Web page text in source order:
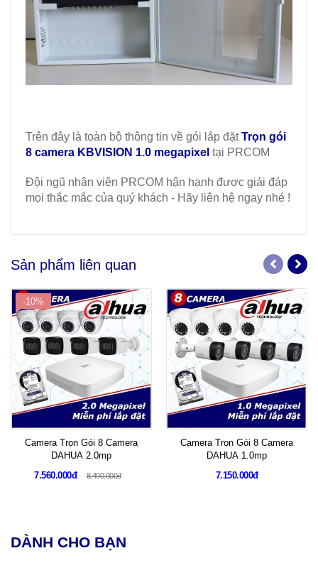
Trên đây là toàn bộ thông tin về gói lắp đặtTrọn gói
8 camera KBVISION 1.0 megapixel tại PRCOM
Đội ngũ nhân viên PRCOM hận hạnh được giải đáp
mọi thắc mắc của quý khách - Hãy liên hệ ngay nhé !
Sản phẩm liên quan
-10%
Camera Trọn Gói 8 Camera
DAHUA 2.0mp
7.560.000đ
8.400.000đ
Camera Trọn Gói 8 Camera
DAHUA 1.0mp
7.150.000đ
DÀNH CHO BẠN